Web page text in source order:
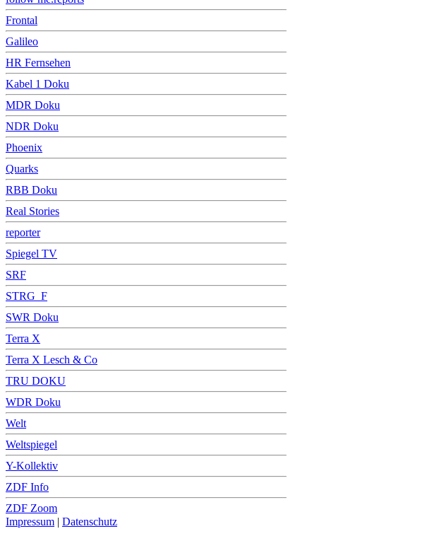
Frontal
Galileo
HR Fernsehen
Kabel 1 Doku
MDR Doku
NDR Doku
Phoenix
Quarks
RBB Doku
Real Stories
reporter
Spiegel TV
SRF
STRG_F
SWR Doku
Terra X
Terra X Lesch & Co
TRU DOKU
WDR Doku
Welt
Weltspiegel
Y-Kollektiv
ZDF Info
ZDF Zoom
Impressum | Datenschutz